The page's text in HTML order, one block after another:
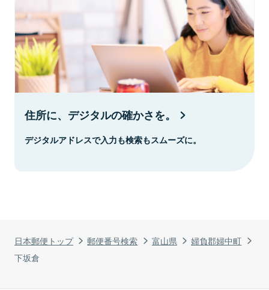
日本郵便トップ 郵便番号検索 富山県
婦負郡婦中町
下坂倉
住所に、デジタルの確かさを。
デジタルアドレスで入力も検索もスムーズに。